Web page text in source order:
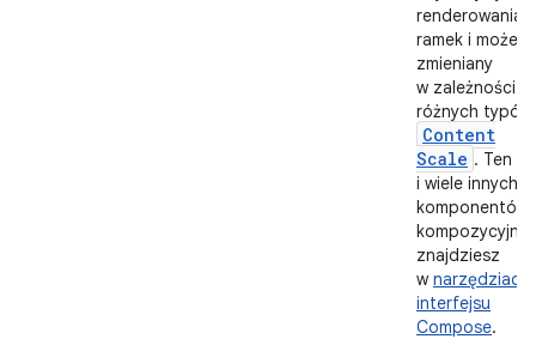
renderowania
ramek i może
zmieniany
w zależności
różnych typów
Content
Scale . Ten
i wiele innych
komponentów
znajdziesz
w narzędziach
interfejsu
Compose.